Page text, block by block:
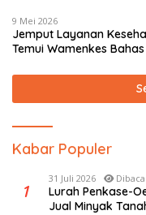
9 Mei 2026
Jemput Layanan
Temui Wamenkes
Kabar Populer
1
31 Juli 2026 Dibaca
Lurah Penkase-
Jual Minyak